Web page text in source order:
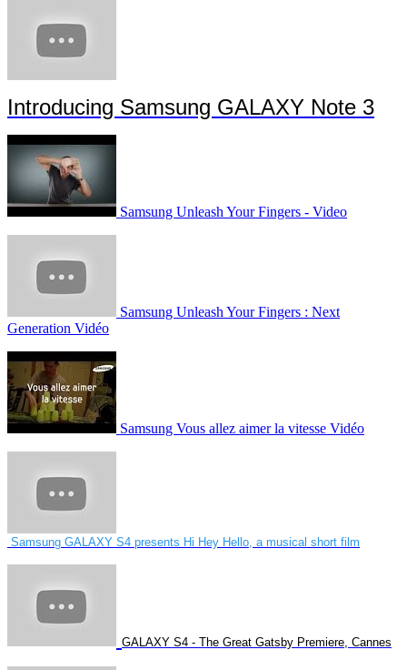
Introducing Samsung GALAXY Note 3
Samsung Unleash Your Fingers - Video
Samsung Unleash Your Fingers : Next
Generation Vidéo
Samsung Vous allez aimer la vitesse Vidéo
Samsung GALAXY S4 presents Hi Hey Hello, a musical short film
GALAXY S4 - The Great Gatsby Premiere, Cannes